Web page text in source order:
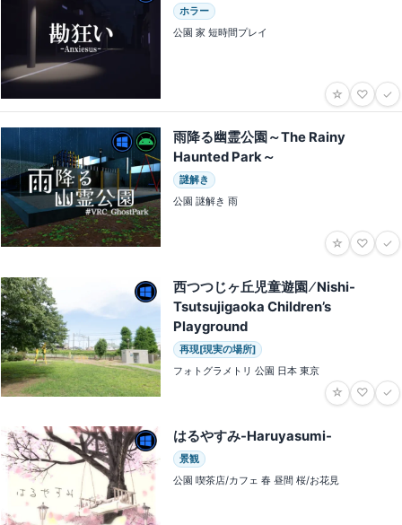
ホラー
公園 家 短時間プレイ
☆ ♡ ✓
雨降る幽霊公園～The Rainy
Haunted Park～
謎解き
公園 謎解き 雨
☆ ♡ ✓
西つつじヶ丘児童遊園 ⁄ Nishi-
Tsutsujigaoka Children’s
Playground
再現[現実の場所]
フォトグラメトリ 公園 日本 東京
☆ ♡ ✓
はるやすみ-Haruyasumi-
景観
公園 喫茶店/カフェ 春 昼間 桜/お花見